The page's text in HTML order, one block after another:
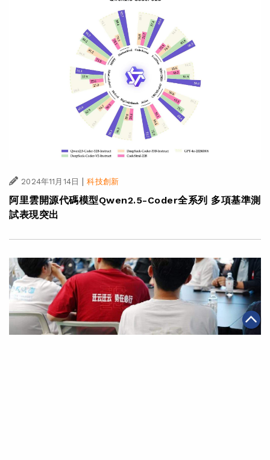
2024年11月14日 | 科技創新
阿里雲開源代碼模型Qwen2.5-Coder全系列 多項基準測
試表現突出